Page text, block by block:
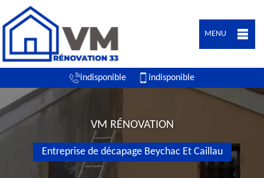
MENU
indisponible indisponible
VM RÉNOVATION
Entreprise de décapage Beychac Et Caillau